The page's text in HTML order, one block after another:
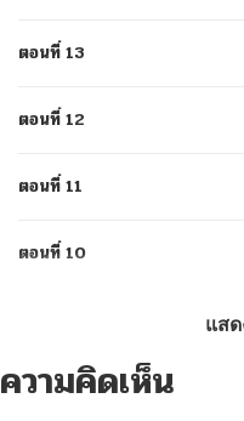
ตอนที่ 13
ตอนที่ 12
ตอนที่ 11
ตอนที่ 10
ตอนที่ 8
แสด
ความคิดเห็น